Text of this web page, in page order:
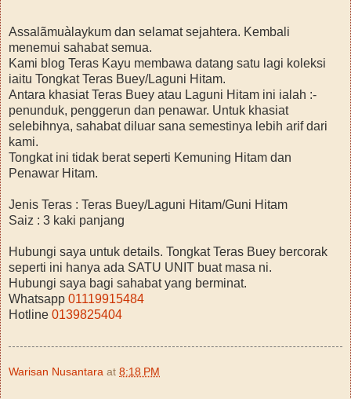
Assalãmuàlaykum dan selamat sejahtera. Kembali
menemui sahabat semua.
Kami blog Teras Kayu membawa datang satu lagi koleksi
iaitu Tongkat Teras Buey/Laguni Hitam.
Antara khasiat Teras Buey atau Laguni Hitam ini ialah :-
penunduk, penggerun dan penawar. Untuk khasiat
selebihnya, sahabat diluar sana semestinya lebih arif dari
kami.
Tongkat ini tidak berat seperti Kemuning Hitam dan
Penawar Hitam.
Jenis Teras : Teras Buey/Laguni Hitam/Guni Hitam
Saiz : 3 kaki panjang
Hubungi saya untuk details. Tongkat Teras Buey bercorak
seperti ini hanya ada SATU UNIT buat masa ni.
Hubungi saya bagi sahabat yang berminat.
Whatsapp 01119915484
Hotline 0139825404
Warisan Nusantara at 8:18 PM